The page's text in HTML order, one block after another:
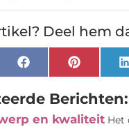
Deel hem
Facebook
Berichten:
en kwaliteit Het